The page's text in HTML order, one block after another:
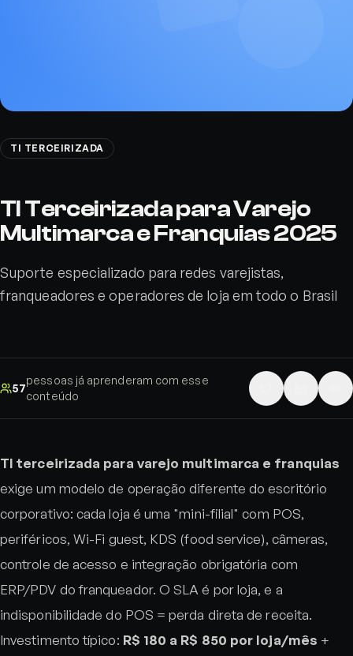
TI TERCEIRIZADA
TI Terceirizada para Varejo
Multimarca e Franquias 2025
Suporte especializado para redes varejistas,
franqueadores e operadores de loja em todo o Brasil
57
pessoas já aprenderam com esse
conteúdo
TI terceirizada para varejo multimarca e franquias
exige um modelo de operação diferente do escritório
corporativo: cada loja é uma "mini-filial" com POS,
periféricos, Wi-Fi guest, KDS (food service), câmeras,
controle de acesso e integração obrigatória com
ERP/PDV do franqueador. O SLA é por loja, e a
indisponibilidade do POS = perda direta de receita.
Investimento típico: R$ 180 a R$ 850 por loja/mês +